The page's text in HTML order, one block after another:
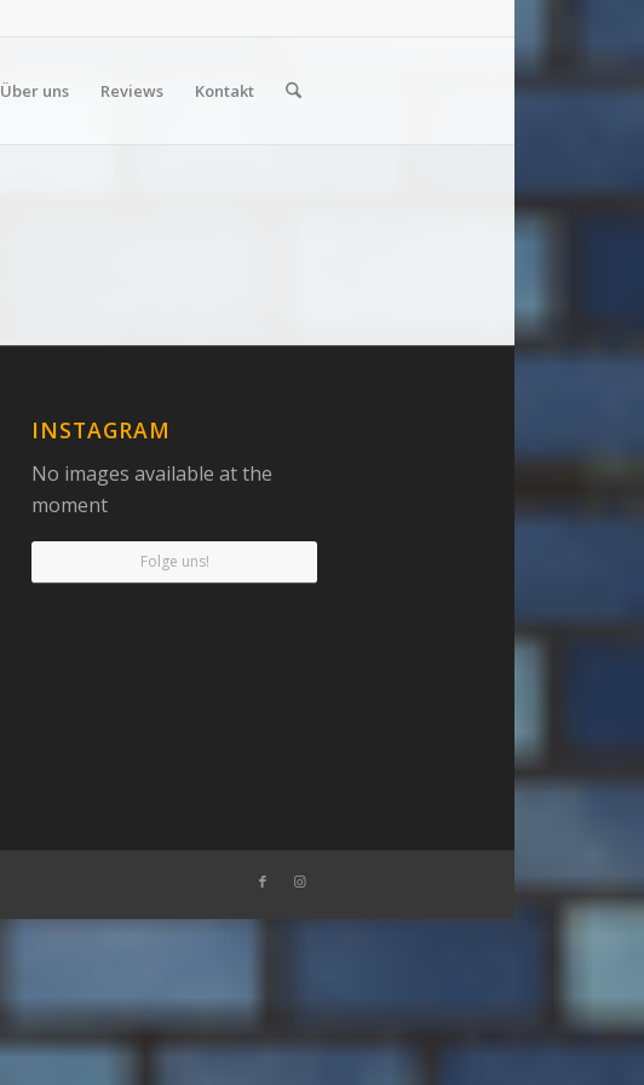
Über uns Reviews Kontakt
INSTAGRAM
No images available at the
moment
Folge uns!